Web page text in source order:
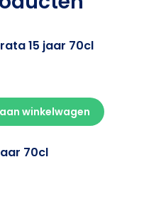
15 jaar 70cl
winkelwagen
70cl